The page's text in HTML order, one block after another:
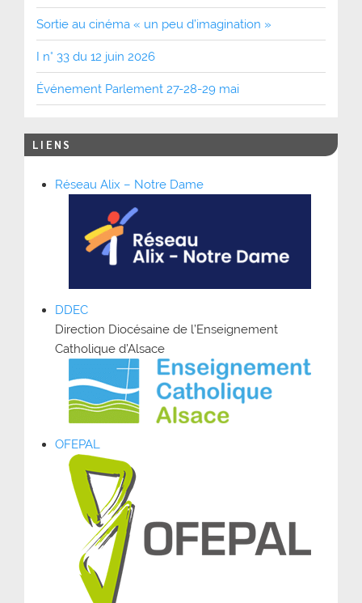
Sortie au cinéma « un peu d’imagination »
I n° 33 du 12 juin 2026
Événement Parlement 27-28-29 mai
LIENS
Réseau Alix – Notre Dame
DDEC
Direction Diocésaine de l’Enseignement
Catholique d’Alsace
OFEPAL